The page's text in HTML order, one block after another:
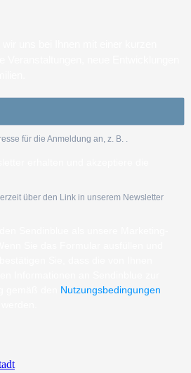
für die Anmeldung an, z. B. .
über den Link in unserem Newsletter
Nutzungsbedingungen